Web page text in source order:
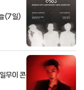
(7일)
무이 콘